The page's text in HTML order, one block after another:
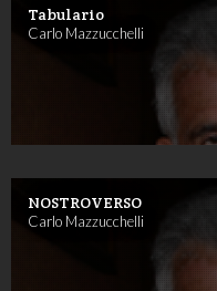
Tabulario
Carlo Mazzucchelli
NOSTROVERSO
Carlo Mazzucchelli